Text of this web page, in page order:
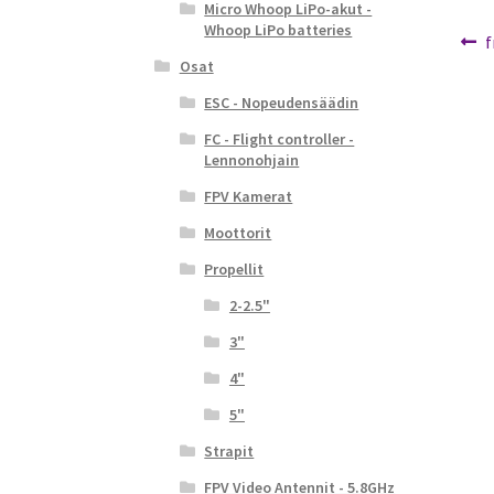
Micro Whoop LiPo-akut -
Whoop LiPo batteries
Osat
ESC - Nopeudensäädin
FC - Flight controller -
Lennonohjain
FPV Kamerat
Moottorit
Propellit
2-2.5"
3"
4"
5"
Strapit
FPV Video Antennit - 5.8GHz